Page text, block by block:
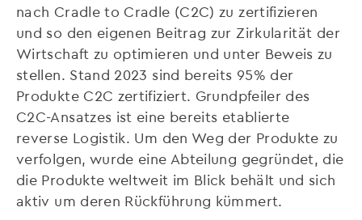
nach Cradle to Cradle (C2C) zu zertifizieren
und so den eigenen Beitrag zur Zirkularität der
Wirtschaft zu optimieren und unter Beweis zu
stellen. Stand 2023 sind bereits 95% der
Produkte C2C zertifiziert. Grundpfeiler des
C2C-Ansatzes ist eine bereits etablierte
reverse Logistik. Um den Weg der Produkte zu
verfolgen, wurde eine Abteilung gegründet, die
die Produkte weltweit im Blick behält und sich
aktiv um deren Rückführung kümmert.